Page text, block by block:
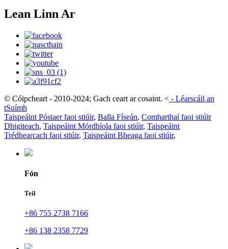
Lean Linn Ar
© Cóipcheart - 2010-2024; Gach ceart ar cosaint. < - Léarscáil an
tSuímh
Taispeáint Póstaer faoi stiúir, Balla Físeán, Comharthaí faoi stiúir
Dhigiteach, Taispeáint Mórdhíola faoi stiúir, Taispeáint
Trédhearcach faoi stiúir, Taispeáint Bheaga faoi stiúir,
Fón
Teil
+86 755 2738 7166
+86 138 2358 7729